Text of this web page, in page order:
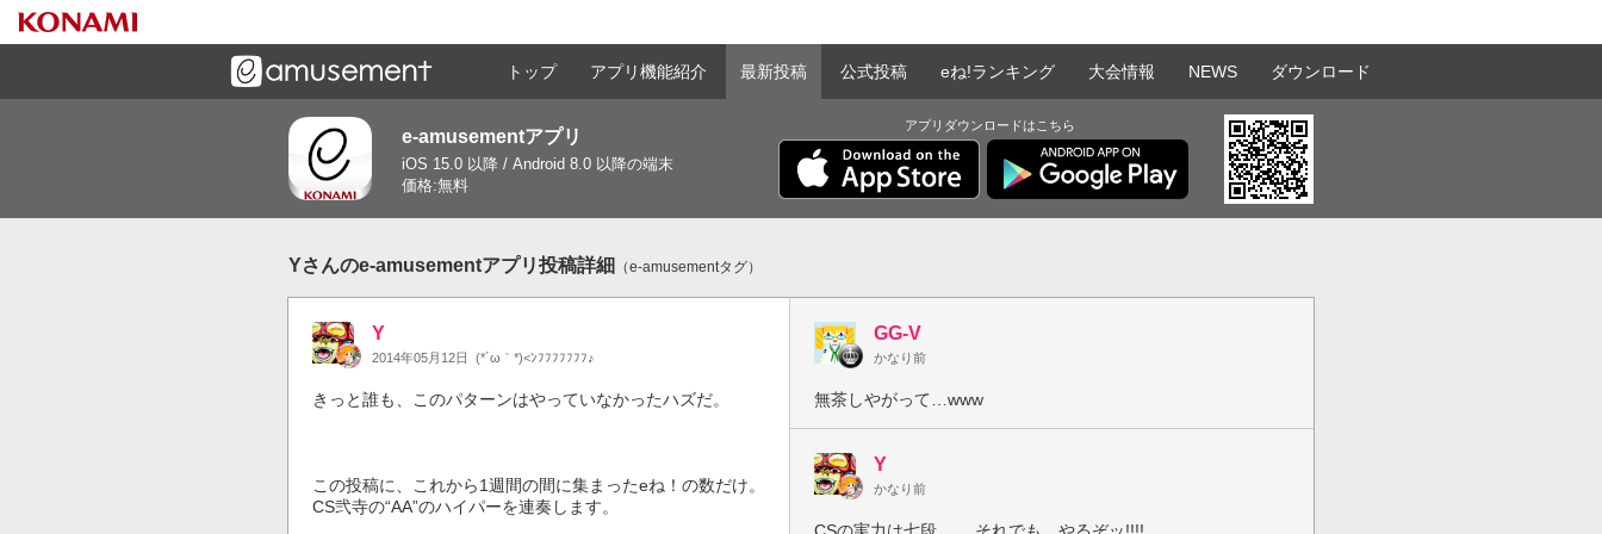
ゲームと連携したコミュニケーションアプリで
トップ アプリ機能紹介 最新投稿 公式投稿 eね!ランキング 大会情報 NEWS ダウンロード
e-amusementアプリ
iOS 15.0 以降 / Android 8.0 以降の端末
価格:無料
アプリダウンロードはこちら
Yさんのe-amusementアプリ投稿詳細 （e-amusementタグ）
Y
2014年05月12日 (*´ω｀*)<ﾝﾌﾌﾌﾌﾌﾌﾌ♪
きっと誰も、このパターンはやっていなかったハズだ。
この投稿に、これから1週間の間に集まったeね！の数だけ。
CS弐寺の“AA”のハイパーを連奏します。
GG-V
かなり前
無茶しやがって…www
Y
かなり前